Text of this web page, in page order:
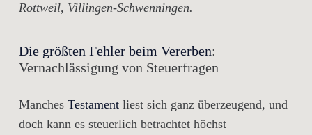
Rottweil, Villingen-Schwenningen.
Die größten Fehler beim Vererben:
Vernachlässigung von Steuerfragen
Manches Testament liest sich ganz überzeugend, und
doch kann es steuerlich betrachtet höchst